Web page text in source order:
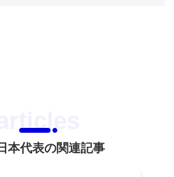
本代表の関連記事